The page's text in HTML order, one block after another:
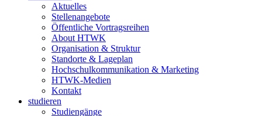
Aktuelles
Stellenangebote
Öffentliche Vortragsreihen
About HTWK
Organisation & Struktur
Standorte & Lageplan
Hochschulkommunikation & Marketing
HTWK-Medien
Kontakt
studieren
Studiengänge